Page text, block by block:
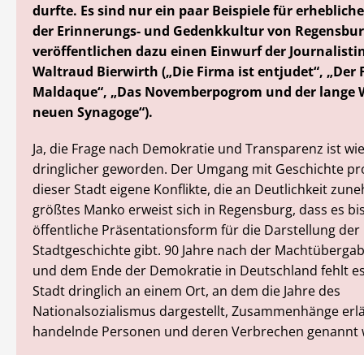
durfte. Es sind nur ein paar Beispiele für
der Erinnerungs- und Gedenkkultur von
veröffentlichen dazu einen Einwurf der
Waltraud Bierwirth („Die Firma ist entjudet“, „Der
Maldaque“, „Das Novemberpogrom und der lange
neuen Synagoge“).
Ja, die Frage nach Demokratie und Transparenz ist
dringlicher geworden. Der Umgang mit Geschichte
dieser Stadt eigene Konflikte, die an Deutlichkeit
größtes Manko erweist sich in Regensburg, dass es
öffentliche Präsentationsform für die Darstellung der
Stadtgeschichte gibt. 90 Jahre nach der
und dem Ende der Demokratie in Deutschland fehlt
Stadt dringlich an einem Ort, an dem die Jahre des
Nationalsozialismus dargestellt, Zusammenhänge
handelnde Personen und deren Verbrechen genannt